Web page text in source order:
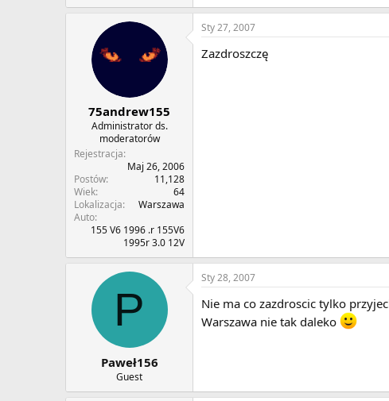
75andrew155
Administrator ds.
moderatorów
Rejestracja
Maj 26, 2006
Postów
11,128
Wiek
64
Lokalizacja
Warszawa
Auto
155 V6 1996 .r 155V6
1995r 3.0 12V
Sty 27, 2007
Zazdroszczę
P
Paweł156
Guest
Sty 28, 2007
Nie ma co zazdroscic tylko
Warszawa nie tak daleko